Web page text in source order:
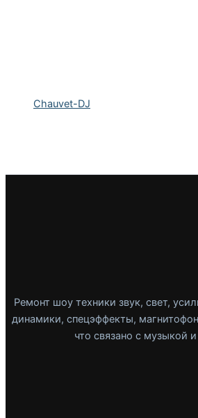
Chauvet-DJ
Ремонт шоу техники звук, свет,
динамики, спецэффекты,
что связано с музыкой